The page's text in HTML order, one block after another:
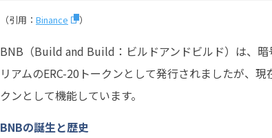
（引用： Binance ）
BNB（Build and Build：ビルドアンドビルド）は、
リアムのERC-20トークンとして発行されましたが、
クンとして機能しています。
BNBの誕生と歴史